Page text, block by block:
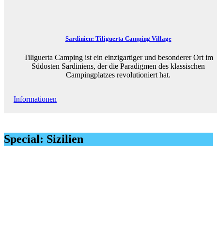
Sardinien: Tiliguerta Camping Village
Tiliguerta Camping ist ein einzigartiger und besonderer Ort im
Südosten Sardiniens, der die Paradigmen des klassischen
Campingplatzes revolutioniert hat.
Informationen
Special: Sizilien